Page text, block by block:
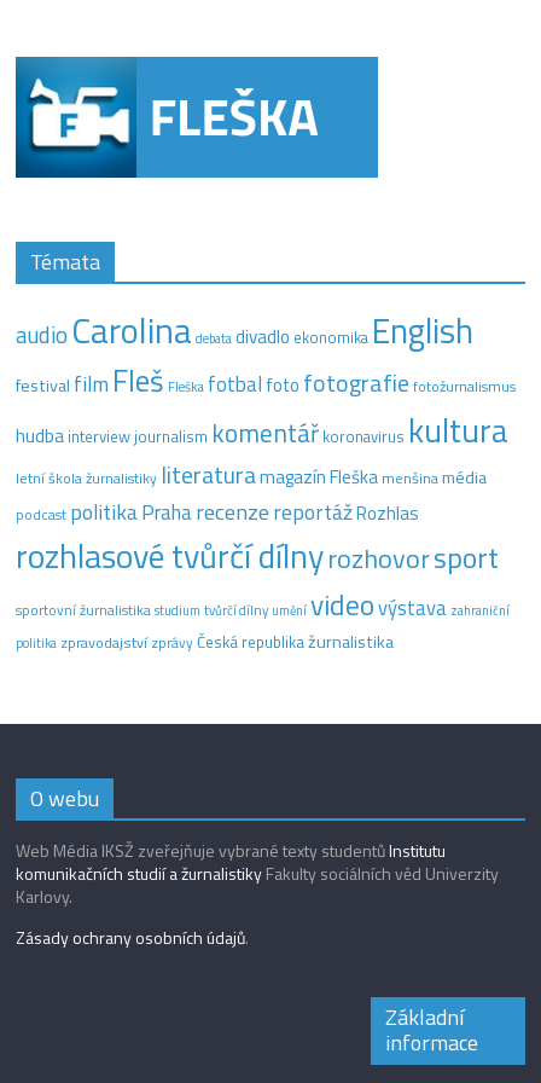
Témata
audio Carolina debata divadlo ekonomika English
festival film Fleš Fleška fotbal foto fotografie fotožurnalismus
hudba interview journalism komentář koronavirus kultura
letní škola žurnalistiky literaturamagazín Fleška menšinamédia
podcast politikaPraharecenzereportážRozhlas
rozhlasové tvůrčí dílnyrozhovorsport
sportovní žurnalistika studium tvůrčí dílny uměnívideovýstava zahraniční
politika zpravodajstvízprávyČeská republikažurnalistika
O webu
Web Média IKSŽ zveřejňuje vybrané texty studentůInstitutu
komunikačních studií a žurnalistikyFakulty sociálních věd Univerzity
Karlovy.
Zásady ochrany osobních údajů.
Základní
informace